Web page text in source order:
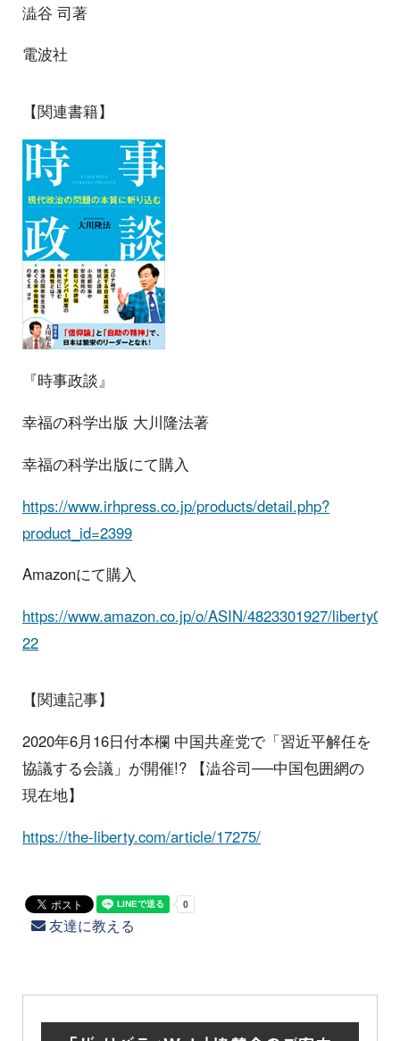
澁谷 司著
電波社
【関連書籍】
『時事政談』
幸福の科学出版 大川隆法著
幸福の科学出版にて購入
https://www.irhpress.co.jp/products/detail.php?
product_id=2399
Amazonにて購入
https://www.amazon.co.jp/o/ASIN/4823301927/liberty0b-
22
【関連記事】
2020年6月16日付本欄 中国共産党で「習近平解任を
協議する会議」が開催!? 【澁谷司──中国包囲網の
現在地】
https://the-liberty.com/article/17275/
友達に教える